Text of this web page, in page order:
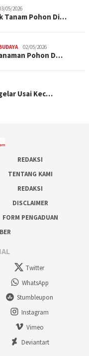
05/2026
Tanam Pohon Di…
02/05/2026
Pohon D…
Usai Kec…
REDAKSI
TENTANG KAMI
REDAKSI
DISCLAIMER
FORM PENGADUAN
Twitter
WhatsApp
Stumbleupon
Instagram
Vimeo
Deviantart